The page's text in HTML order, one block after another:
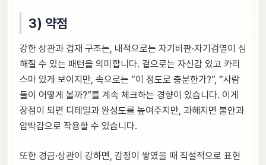
3) 약점
강한 상관과 겁재 구조는, 내적으로는 자기비판·자기검열이 심
해질 수 있는 패턴을 의미합니다. 겉으로는 자신감 있고 카리
스마 있게 보이지만, 속으로는 “이 정도로 충분한가?”, “사람
들이 어떻게 볼까?”를 계속 체크하는 경향이 있습니다. 이게
장점이 되면 디테일과 완성도를 높여주지만, 과해지면 불안과
압박감으로 작용할 수 있습니다.
또한 경금·상관이 강하면, 감정이 쌓였을 때 직설적으로 표현